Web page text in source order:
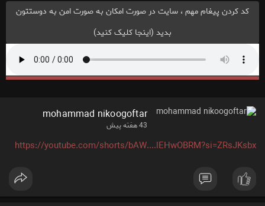
کد کردن پیغام مهم ، سایت در صورت امکان به صورت امن به دوستتون
بدید (اینجا کلیک کنید)
mohammad nikoogoftar
43 هفته پیش
https://youtube.com/shorts/bAW....lEHwOBRM?si=ZRsJKsbx